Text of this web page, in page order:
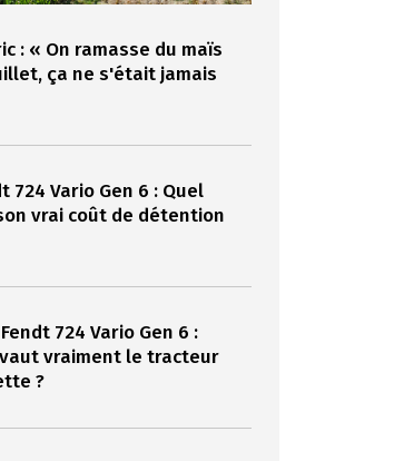
: « On ramasse du maïs
ça ne s'était jamais
724 Vario Gen 6 : Quel
vrai coût de détention
724 Vario Gen 6 :
vraiment le tracteur
?